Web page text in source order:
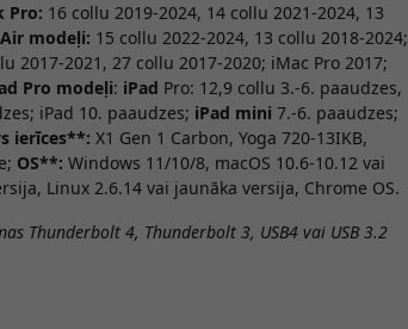
Pro: 16 collu 2019-2024, 14 collu 2021-2024, 13
modeļi: 15 collu 2022-2024, 13 collu 2018-2024;
2017-2021, 27 collu 2017-2020; iMac Pro 2017;
Pro modeļi: iPad Pro: 12,9 collu 3.-6. paaudzes,
iPad 10. paaudzes; iPad mini 7.-6. paaudzes;
ierīces**: X1 Gen 1 Carbon, Yoga 720-13IKB,
OS**: Windows 11/10/8, macOS 10.6-10.12 vai
Linux 2.6.14 vai jaunāka versija, Chrome OS.
Thunderbolt 4, Thunderbolt 3, USB4 vai USB 3.2